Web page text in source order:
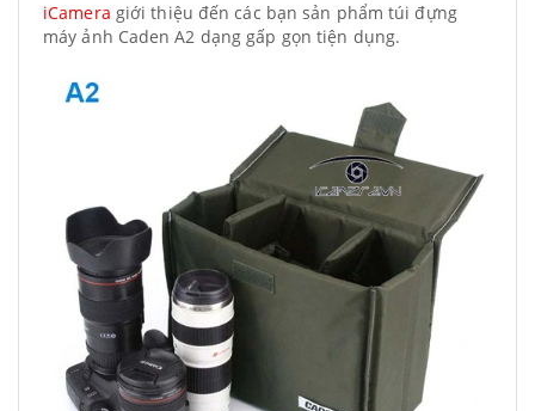
iCamera giới thiệu đến các bạn sản phẩm túi đựng
máy ảnh Caden A2 dạng gấp gọn tiện dụng.